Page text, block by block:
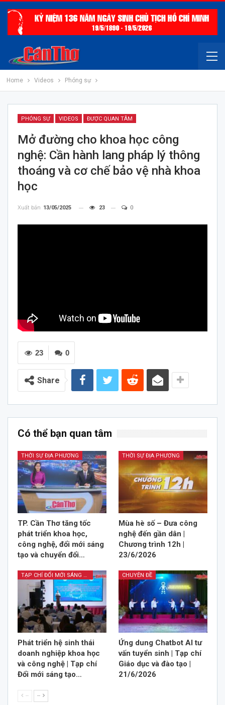
Home Videos Phóng sự
PHÓNG SỰ VIDEOS ĐƯỢC QUAN TÂM
Mở đường cho khoa học công
nghệ: Cần hành lang pháp lý thông
thoáng và cơ chế bảo vệ nhà khoa
học
Xuất bản 13/05/2025 23 0
0
23
Share
Có thể bạn quan tâm
THỜI SỰ ĐỊA PHƯƠNG
TP. Cần Thơ tăng tốc
phát triển khoa học,
công nghệ, đổi mới sáng
tạo và chuyển đổi…
THỜI SỰ ĐỊA PHƯƠNG
Mùa hè số – Đưa công
nghệ đến gần dân |
Chương trình 12h |
23/6/2026
TẠP CHÍ ĐỔI MỚI SÁNG TẠO
Phát triển hệ sinh thái
doanh nghiệp khoa học
và công nghệ | Tạp chí
Đổi mới sáng tạo…
CHUYÊN ĐỀ
Ứng dung Chatbot AI tư
vấn tuyển sinh | Tạp chí
Giáo dục và đào tạo |
21/6/2026
-- --